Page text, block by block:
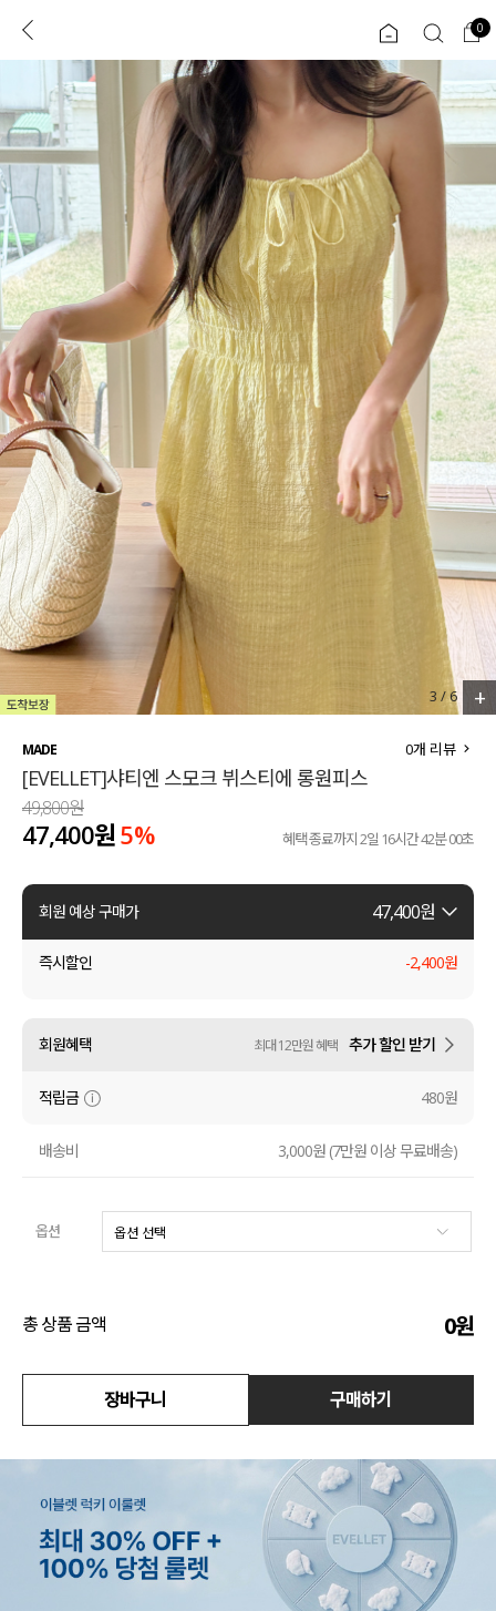
로그인 0
ENG
TW
JP
리뷰 & 혜택 플러스핏 회원혜택 입
CATEGORY COMMUNITY
도착보장⚡
인플루언서 pick!
신상 5%
베스트
MADE
세트할인 ~30%
하객룩
살안타템
110사이즈
티셔츠
팬츠
셔츠
원피스
수영복
아우터
코디템
ALL
익스클루시브
아우터
티셔츠
니트
블라우스
원피스
언더웨어
ACC
0
3 /6 +
MADE
[EVELLET]샤티엔 스모크 뷔스티에 롱원피스
0개 리뷰
49,800원
47,400원5% 혜택 종료까지2일 16시간 41분 59초
회원 예상 구매가 47,400원
즉시할인 -2,400원
회원혜택 최대 12만원 혜택 추가 할인 받기
적립금 480원
배송비 3,000원 (7만원 이상 무료배송)
옵션
총 상품 금액 0원
장바구니 구매하기